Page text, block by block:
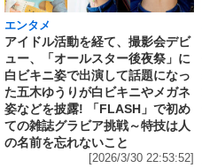
エンタメ
アイドル活動を経て、撮影会デビ
ュー、「オールスター後夜祭」に
白ビキニ姿で出演して話題になっ
た五木ゆうりが白ビキニやメガネ
姿などを披露! 「FLASH」で初め
ての雑誌グラビア挑戦～特技は人
の名前を忘れないこと
[2026/3/30 22:53:52]